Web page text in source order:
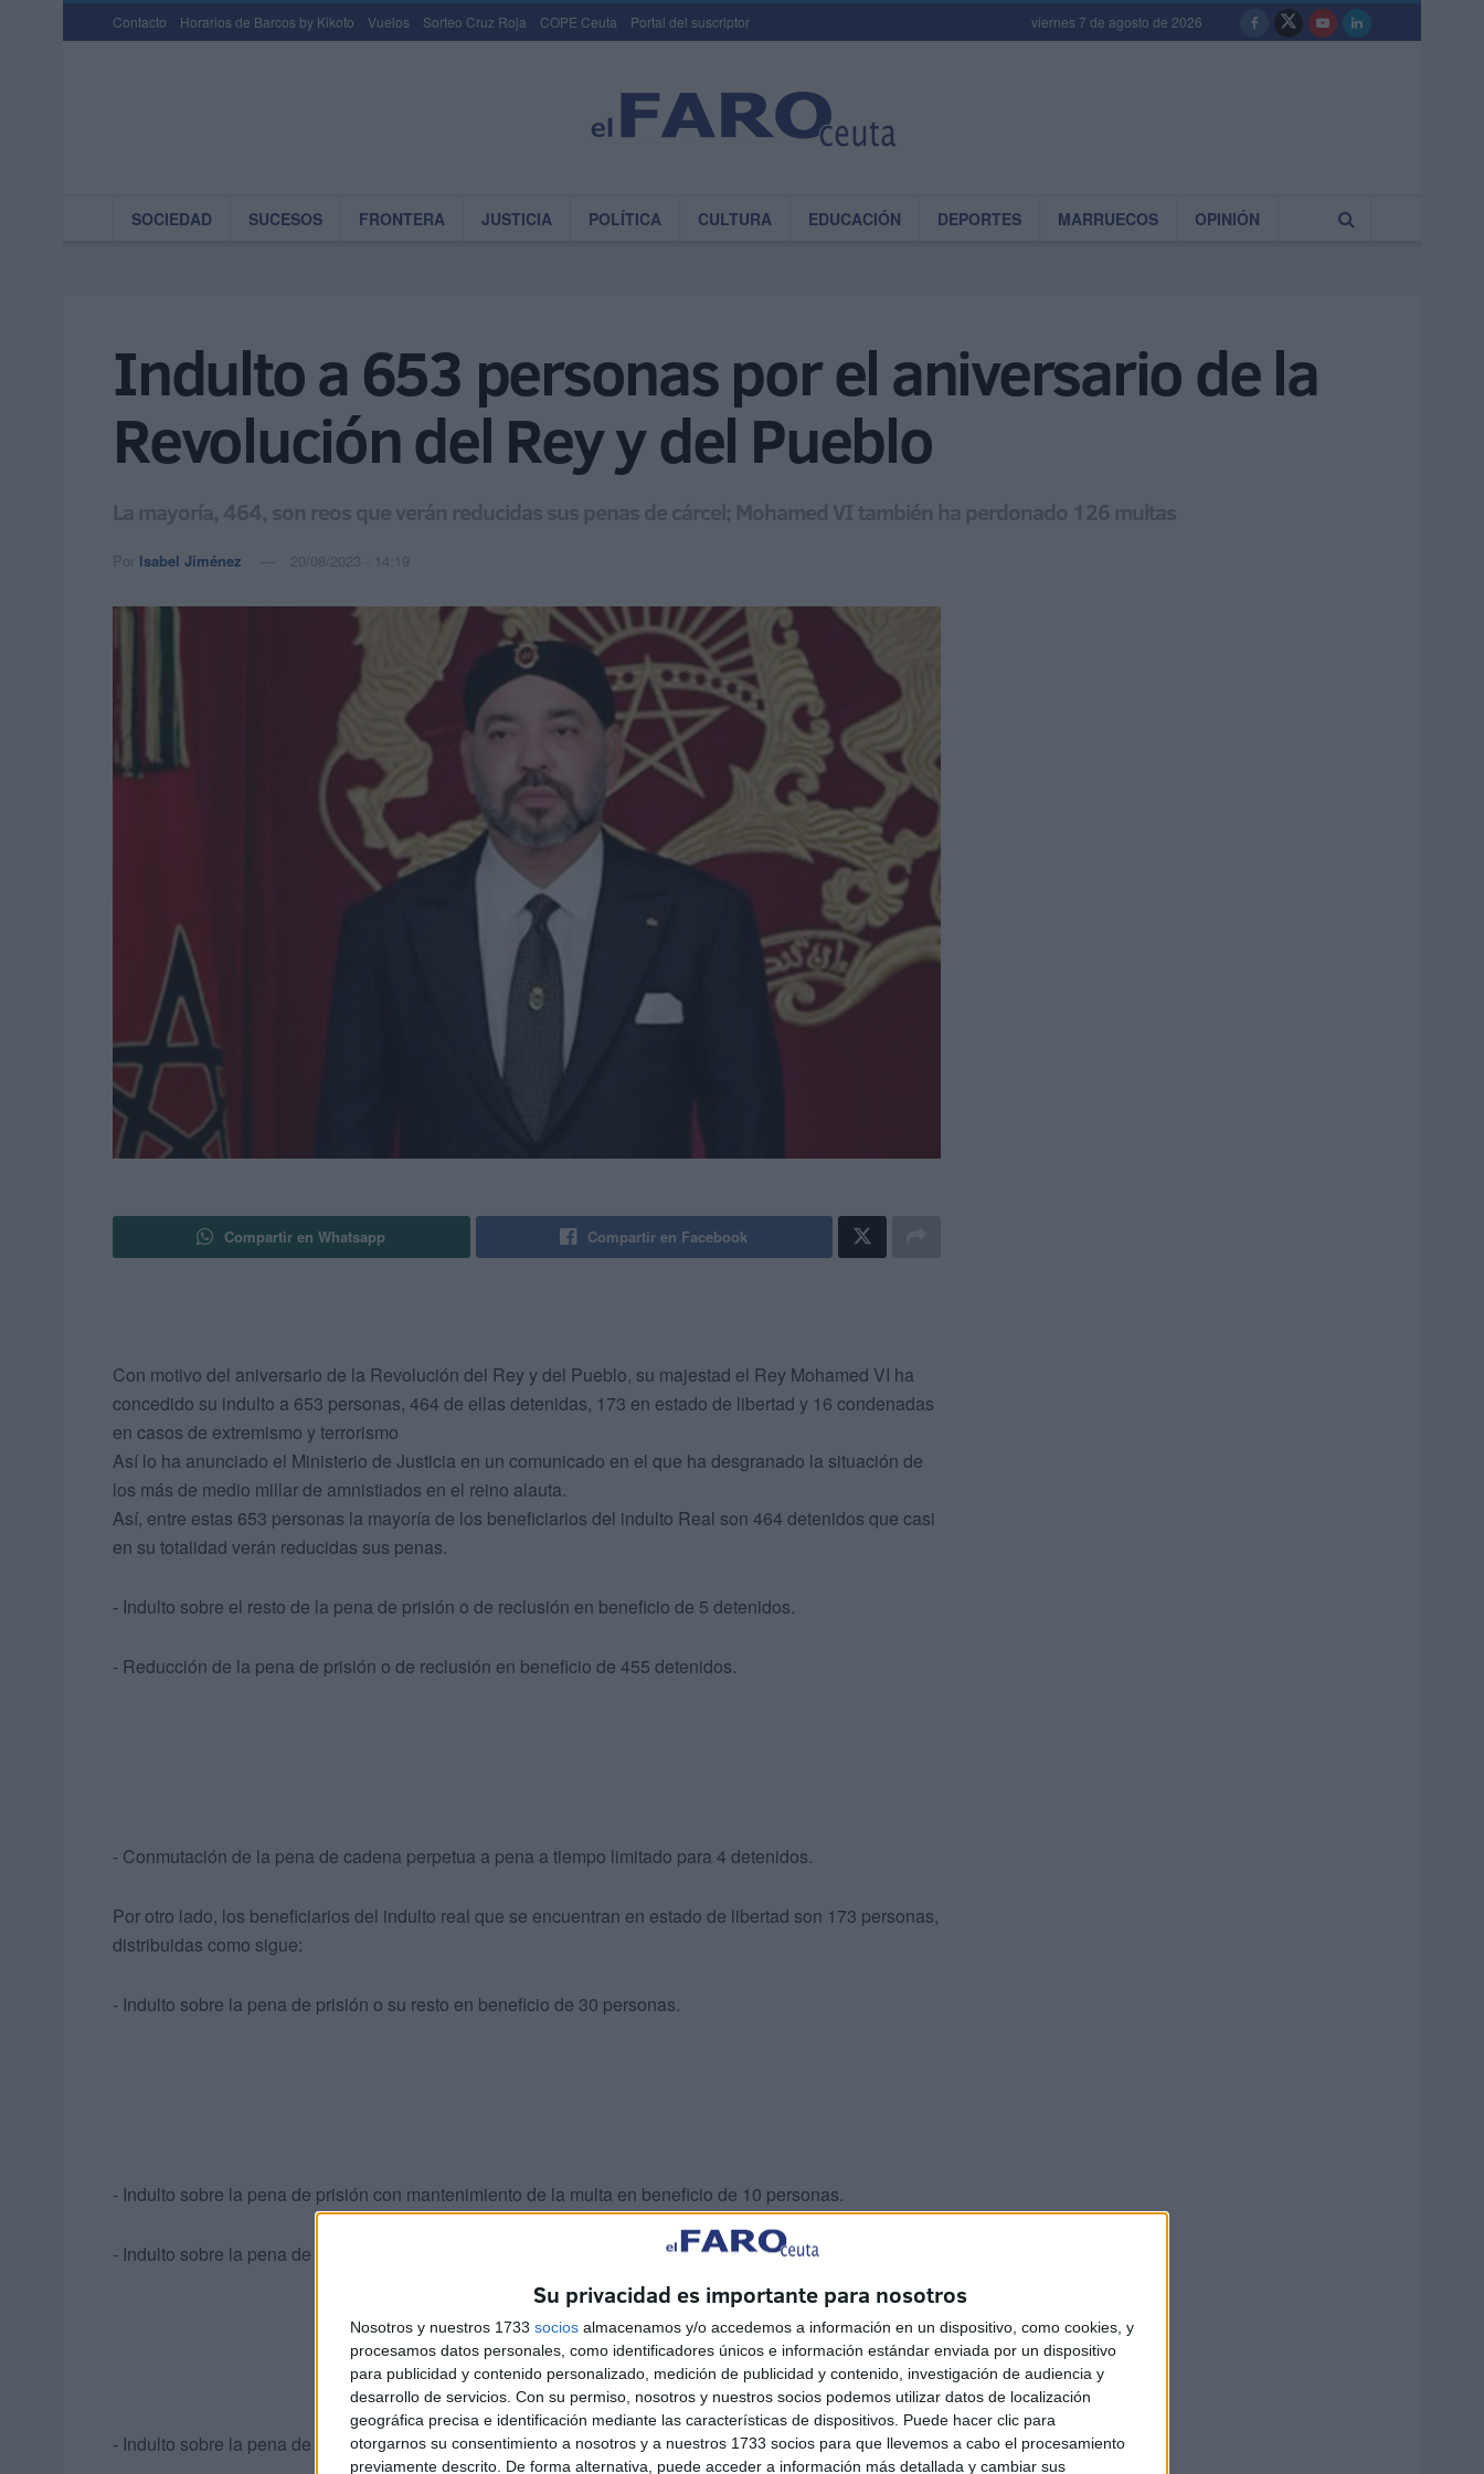
Su privacidad es importante para nosotros
Nosotros y nuestros 1733 socios almacenamos y/o accedemos a información en un dispositivo, como cookies, y
procesamos datos personales, como identificadores únicos e información estándar enviada por un dispositivo
para publicidad y contenido personalizado, medición de publicidad y contenido, investigación de audiencia y
desarrollo de servicios. Con su permiso, nosotros y nuestros socios podemos utilizar datos de localización
geográfica precisa e identificación mediante las características de dispositivos. Puede hacer clic para
otorgarnos su consentimiento a nosotros y a nuestros 1733 socios para que llevemos a cabo el procesamiento
previamente descrito. De forma alternativa, puede acceder a información más detallada y cambiar sus
Contacto Horarios de Barcos by Kikoto Vuelos Sorteo Cruz Roja COPE Ceuta Portal del suscriptor viernes 7 de agosto de 2026
SOCIEDAD SUCESOS FRONTERA JUSTICIA POLÍTICA CULTURA EDUCACIÓN DEPORTES MARRUECOS OPINIÓN
Indulto a 653 personas por el aniversario de la
Revolución del Rey y del Pueblo
La mayoría, 464, son reos que verán reducidas sus penas de cárcel; Mohamed VI también ha perdonado 126 multas
Por Isabel Jiménez 20/08/2023 - 14:19
Compartir en Whatsapp Compartir en Facebook
Con motivo del aniversario de la Revolución del Rey y del Pueblo, su majestad el Rey Mohamed VI ha
concedido su indulto a 653 personas, 464 de ellas detenidas, 173 en estado de libertad y 16 condenadas
en casos de extremismo y terrorismo
Así lo ha anunciado el Ministerio de Justicia en un comunicado en el que ha desgranado la situación de
los más de medio millar de amnistiados en el reino alauta.
Así, entre estas 653 personas la mayoría de los beneficiarios del indulto Real son 464 detenidos que casi
en su totalidad verán reducidas sus penas.
- Indulto sobre el resto de la pena de prisión o de reclusión en beneficio de 5 detenidos.
- Reducción de la pena de prisión o de reclusión en beneficio de 455 detenidos.
- Conmutación de la pena de cadena perpetua a pena a tiempo limitado para 4 detenidos.
Por otro lado, los beneficiarios del indulto real que se encuentran en estado de libertad son 173 personas,
distribuidas como sigue:
- Indulto sobre la pena de prisión o su resto en beneficio de 30 personas.
- Indulto sobre la pena de prisión con mantenimiento de la multa en beneficio de 10 personas.
- Indulto sobre la pena de multa en beneficio de 126 personas.
- Indulto sobre la pena de prisión y de multa en beneficio de 7 personas.